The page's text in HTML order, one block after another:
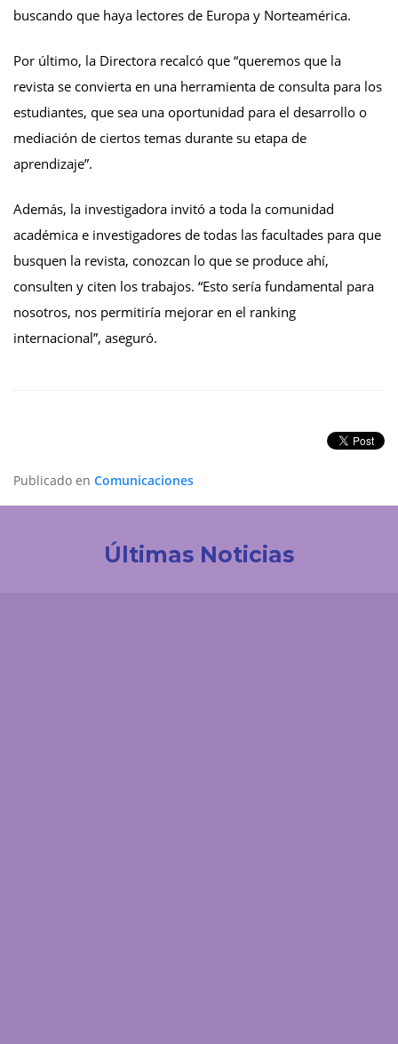
buscando que haya lectores de Europa y Norteamérica.
Por último, la Directora recalcó que “queremos que la
revista se convierta en una herramienta de consulta para los
estudiantes, que sea una oportunidad para el desarrollo o
mediación de ciertos temas durante su etapa de
aprendizaje”.
Además, la investigadora invitó a toda la comunidad
académica e investigadores de todas las facultades para que
busquen la revista, conozcan lo que se produce ahí,
consulten y citen los trabajos. “Esto sería fundamental para
nosotros, nos permitiría mejorar en el ranking
internacional”, aseguró.
Publicado en Comunicaciones
Últimas Noticias